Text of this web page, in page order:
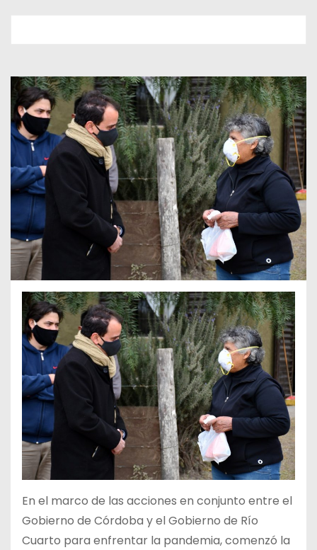
En el marco de las acciones en conjunto entre el
Gobierno de Córdoba y el Gobierno de Río
Cuarto para enfrentar la pandemia, comenzó la